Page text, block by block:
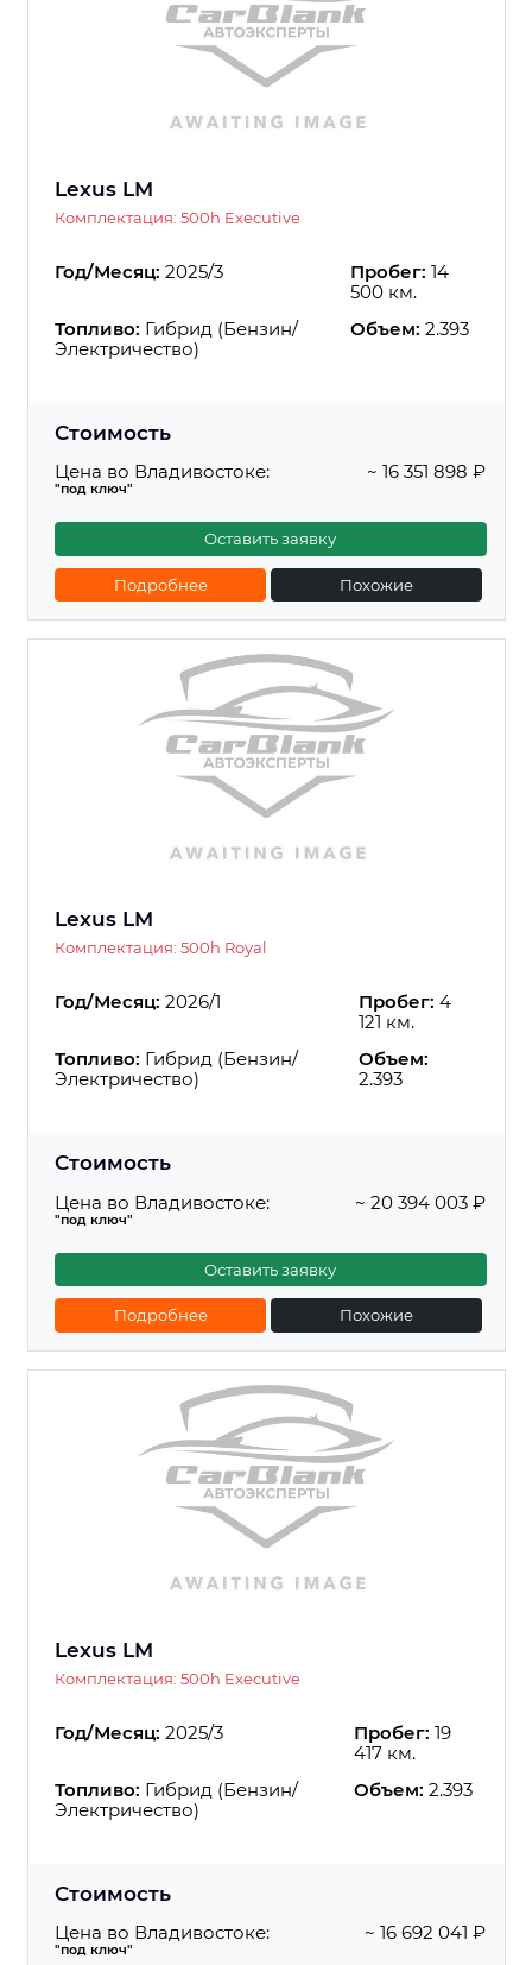
Lexus LM
Комплектация: 500h Executive
Год/Месяц: 2025/3 Пробег: 14
500 км.
Топливо: Гибрид (Бензин/
Электричество)
Объем: 2.393
Стоимость
Цена во Владивостоке:
"под ключ"
~ 16 351 898 ₽
Оставить заявку
Подробнее Похожие
Lexus LM
Комплектация: 500h Royal
Год/Месяц: 2026/1 Пробег: 4
121 км.
Топливо: Гибрид (Бензин/
Электричество)
Объем:
2.393
Стоимость
Цена во Владивостоке:
"под ключ"
~ 20 394 003 ₽
Оставить заявку
Подробнее Похожие
Lexus LM
Комплектация: 500h Executive
Год/Месяц: 2025/3 Пробег: 19
417 км.
Топливо: Гибрид (Бензин/
Электричество)
Объем: 2.393
Стоимость
Цена во Владивостоке:
"под ключ"
~ 16 692 041 ₽